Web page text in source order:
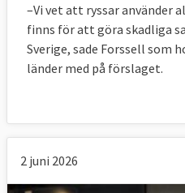
–Vi vet att ryssar använder
finns för att göra skadliga
Sverige, sade Forssell som
länder med på förslaget.
2 juni 2026